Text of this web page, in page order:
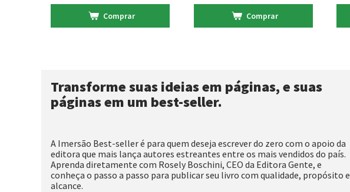
Comprar Comprar
Transforme suas ideias em páginas, e suas
páginas em um best-seller.
A Imersão Best-seller é para quem deseja escrever do zero com o apoio da
editora que mais lança autores estreantes entre os mais vendidos do país.
Aprenda diretamente com Rosely Boschini, CEO da Editora Gente, e
conheça o passo a passo para publicar seu livro com qualidade, propósito e
alcance.